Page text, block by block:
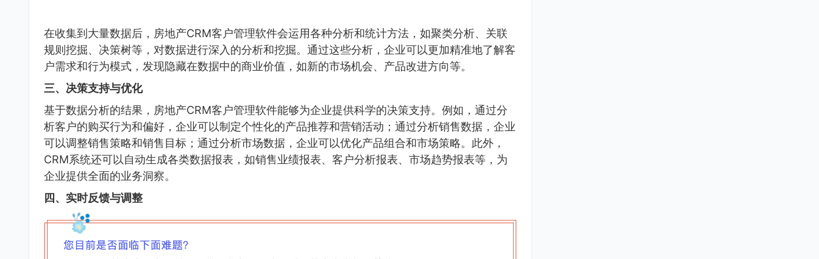
在收集到大量数据后，房地产CRM客户管理软件会运用各种分析和统计方法，如聚类分析、关联
规则挖掘、决策树等，对数据进行深入的分析和挖掘。通过这些分析，企业可以更加精准地了解客
户需求和行为模式，发现隐藏在数据中的商业价值，如新的市场机会、产品改进方向等。
三、决策支持与优化
基于数据分析的结果，房地产CRM客户管理软件能够为企业提供科学的决策支持。例如，通过分
析客户的购买行为和偏好，企业可以制定个性化的产品推荐和营销活动；通过分析销售数据，企业
可以调整销售策略和销售目标；通过分析市场数据，企业可以优化产品组合和市场策略。此外，
CRM系统还可以自动生成各类数据报表，如销售业绩报表、客户分析报表、市场趋势报表等，为
企业提供全面的业务洞察。
四、实时反馈与调整